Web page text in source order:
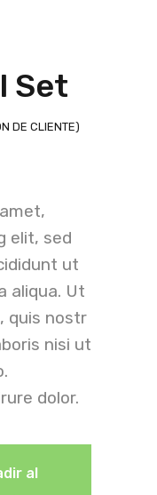
Set
DE CLIENTE)
elit, sed
ut
aliqua. Ut
quis nostr
nisi ut
dolor.
al